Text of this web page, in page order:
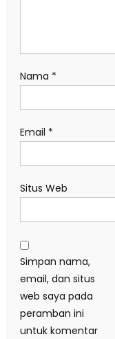
Nama *
Email *
Situs Web
Simpan nama,
email, dan situs
web saya pada
peramban ini
untuk komentar